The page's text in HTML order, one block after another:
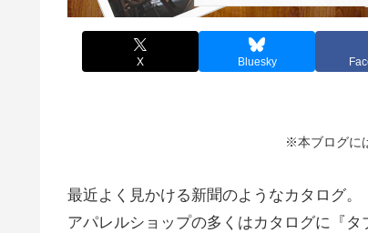
X Bluesky
※本ブログに
最近よく見かける新聞のようなカタログ。
アパレルショップの多くはカタログに『